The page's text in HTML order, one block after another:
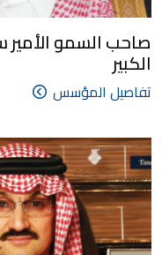
صاحب السمو
الكبير
تفاصيل المؤسس